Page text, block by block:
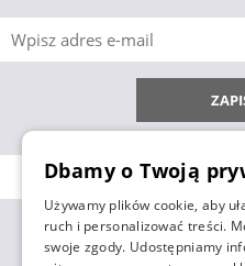
Dbamy o Twoją
Używamy plików cookie, aby
ruch i personalizować treści.
swoje zgody. Udostępniamy